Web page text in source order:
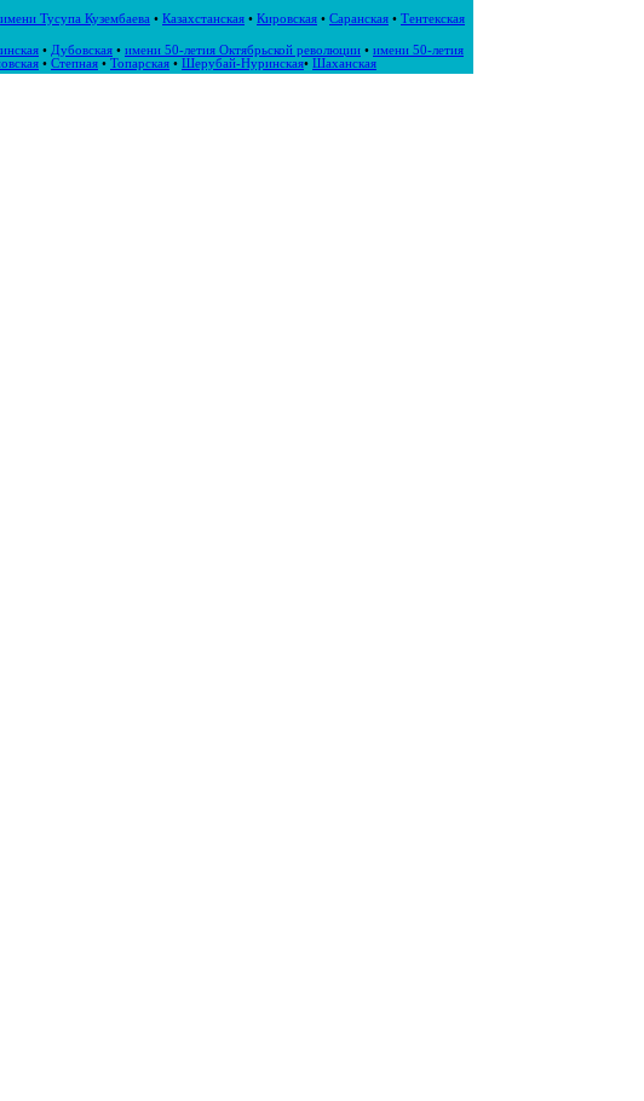
имени Тусупа Кузембаева • Казахстанская • Кировская • Саранская • Тентекская
• Дубовская • имени 50-летия Октябрьской революции • имени 50-летия
• Степная • Топарская • Шерубай-Нуринская• Шаханская